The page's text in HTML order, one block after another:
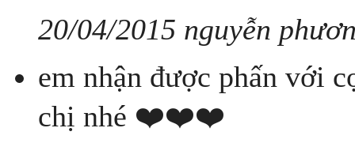
20/04/2015 nguyễn
em nhận được phấn với
chị nhé ❤️❤️❤️